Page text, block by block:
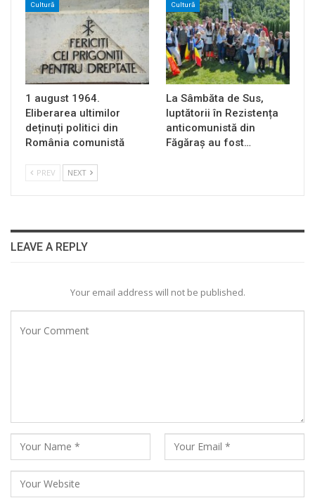
Cultură
1 august 1964.
Eliberarea ultimilor
deținuți politici din
România comunistă
Cultură
La Sâmbăta de Sus,
luptătorii în Rezistența
anticomunistă din
Făgăraș au fost…
PREV NEXT
LEAVE A REPLY
Your email address will not be published.